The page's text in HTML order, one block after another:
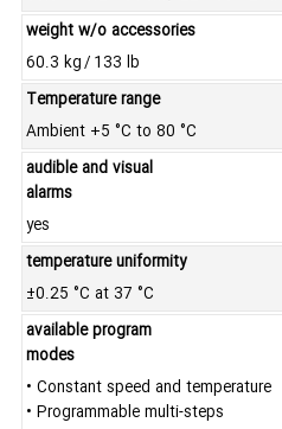
weight w/o accessories
60.3 kg / 133 lb
Temperature range
Ambient +5 °C to 80 °C
audible and visual
alarms
yes
temperature uniformity
±0.25 °C at 37 °C
available program
modes
• Constant speed and temperature
• Programmable multi-steps